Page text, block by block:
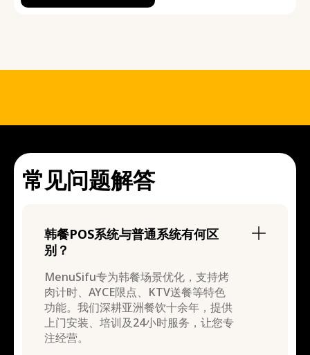
常见问题解答
韩餐POS系统与普通系统有何区
别？
MenuSifu专为韩餐场景优化，支持烤
肉计时、AYCE限点、KTV送餐等特色
功能。我们深耕亚洲餐饮十余年，提供
上门安装、培训及24小时服务，让您专
注经营。